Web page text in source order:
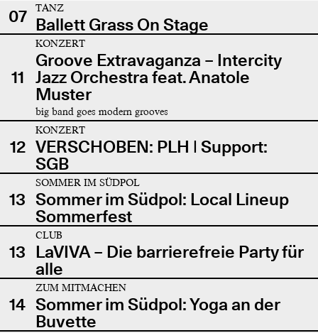
07
TANZ
Ballett Grass On Stage
11
KONZERT
Groove Extravaganza – Intercity
Jazz Orchestra feat. Anatole
Muster
big band goes modern grooves
12
KONZERT
VERSCHOBEN: PLH | Support:
SGB
13
SOMMER IM SÜDPOL
Sommer im Südpol: Local Lineup
Sommerfest
13
CLUB
LaVIVA – Die barrierefreie Party für
alle
14
ZUM MITMACHEN
Sommer im Südpol: Yoga an der
Buvette